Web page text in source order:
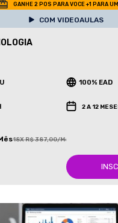
GANHE 2 POS PARA VOCE +1 PARA
COM VIDEOAULAS
100% EAD
2 A 12
18X R$ 387,00/Mês